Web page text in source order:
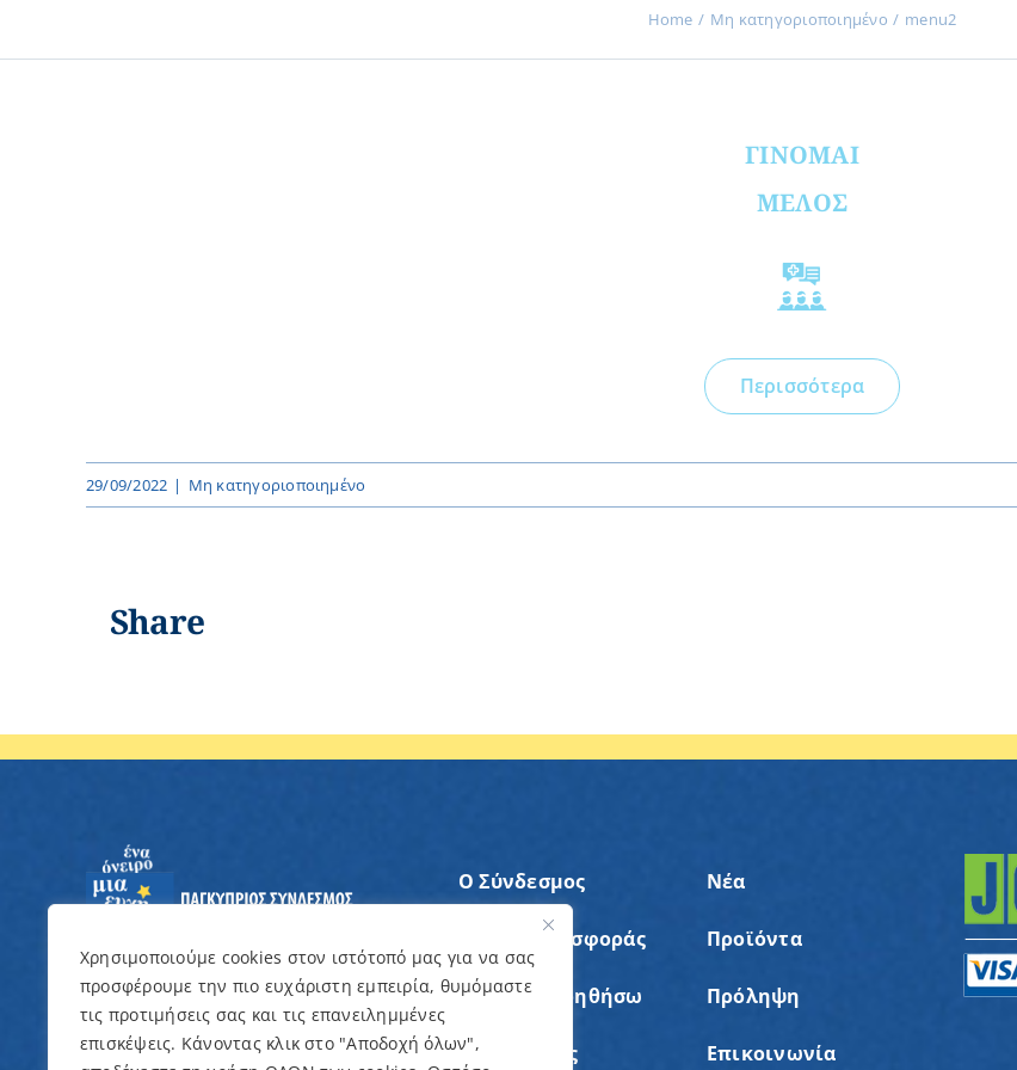
Χρησιμοποιούμε cookies στον ιστότοπό μας για να σας
προσφέρουμε την πιο ευχάριστη εμπειρία, θυμόμαστε
τις προτιμήσεις σας και τις επανειλημμένες
επισκέψεις. Κάνοντας κλικ στο "Αποδοχή όλων",
Home Μη κατηγοριοποιημένο menu2
ΓΙΝΟΜΑΙ
ΜΕΛΟΣ
Περισσότερα
29/09/2022 | Μη κατηγοριοποιημένο
Share
Ο Σύνδεσμος
Άξονες Προσφοράς
Θέλω να Βοηθήσω
Εκδηλώσεις
Νέα
Προϊόντα
Πρόληψη
Επικοινωνία